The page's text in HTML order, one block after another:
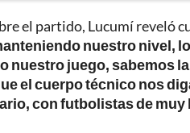
el partido, Lucumí reveló
nuestro nivel,
juego, sabemos
el cuerpo técnico nos
con futbolistas de muy